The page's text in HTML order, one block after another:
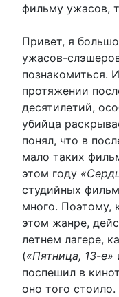
фильму ужасов,
Привет, я
ужасов-
познакомиться.
протяжении
десятилетий,
убийца
понял, что в
мало таких
этом году
студийных
много. Поэтому,
этом жанре,
летнем лагере,
(«Пятница, 13-е»
поспешил в
оно того